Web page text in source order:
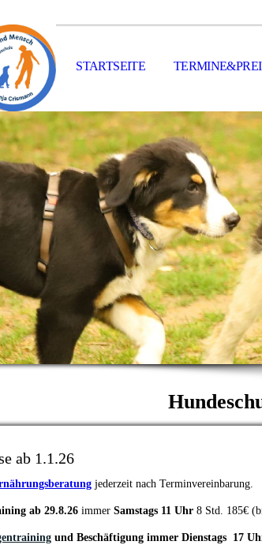
STARTSEITE
ab 1.1.26
jederzeit nach Terminvereinbarung.
ab 29.8.26 immer Samstags 11 Uhr 8 Std. 185€
und Beschäftigung immer Dienstags 17